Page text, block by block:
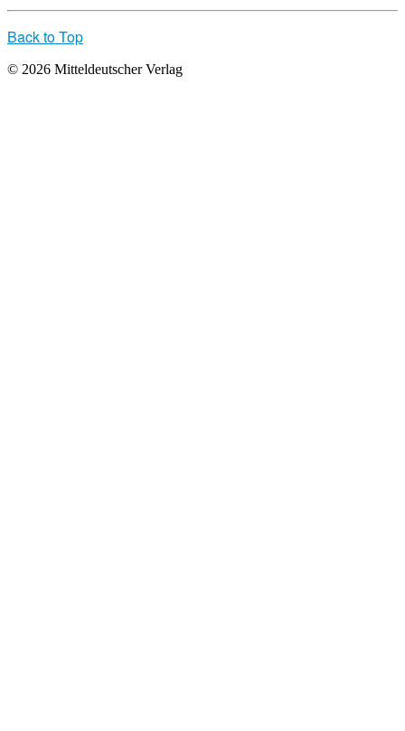
Back to Top
© 2026 Mitteldeutscher Verlag